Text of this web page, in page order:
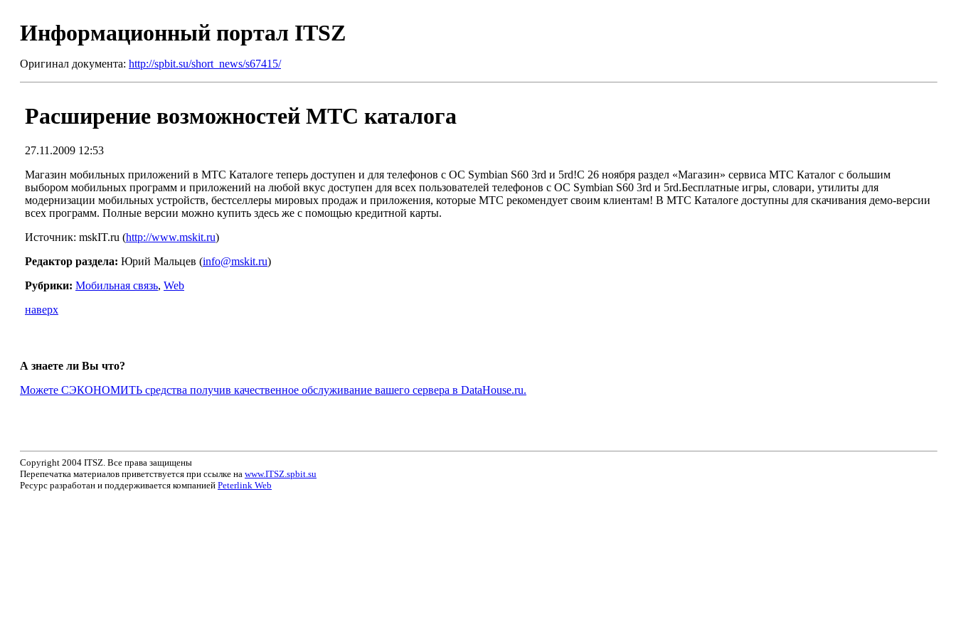
Информационный портал ITSZ
Оригинал документа: http://spbit.su/short_news/s67415/
Расширение возможностей МТС каталога
27.11.2009 12:53
Магазин мобильных приложений в МТС Каталоге теперь доступен и для телефонов с ОС Symbian S60 3rd и 5rd!C 26 ноября раздел «Магазин» сервиса МТС Каталог c большим
выбором мобильных программ и приложений на любой вкус доступен для всех пользователей телефонов с ОС Symbian S60 3rd и 5rd.Бесплатные игры, словари, утилиты для
модернизации мобильных устройств, бестселлеры мировых продаж и приложения, которые МТС рекомендует своим клиентам! В МТС Каталоге доступны для скачивания демо-версии
всех программ. Полные версии можно купить здесь же с помощью кредитной карты.
Источник: mskIT.ru (http://www.mskit.ru)
Редактор раздела: Юрий Мальцев (info@mskit.ru)
Рубрики: Мобильная связь, Web
наверх
А знаете ли Вы что?
Можете СЭКОНОМИТЬ средства получив качественное обслуживание вашего сервера в DataHouse.ru.
Copyright 2004 ITSZ. Все права защищены
Перепечатка материалов приветствуется при ссылке на www.ITSZ.spbit.su
Ресурс разработан и поддерживается компанией Peterlink Web